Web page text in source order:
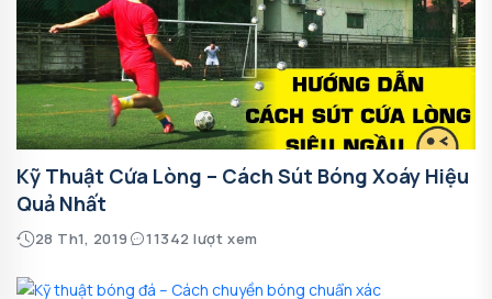
Kỹ Thuật Cứa Lòng – Cách Sút Bóng Xoáy Hiệu
Quả Nhất
28 Th1, 2019 11342 lượt xem